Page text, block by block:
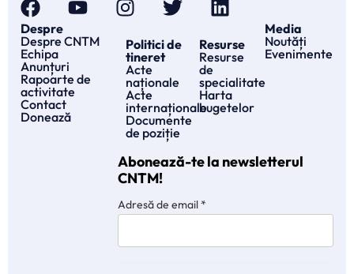
Despre
Despre CNTM
Echipa
Anunțuri
Rapoarte de
activitate
Contact
Donează
Politici de
tineret
Acte
naționale
Acte
internaționale
Documente
de poziție
Resurse
Resurse
de
specialitate
Harta
bugetelor
Media
Noutăți
Evenimente
Abonează-te la newsletterul
CNTM!
Adresă de email*